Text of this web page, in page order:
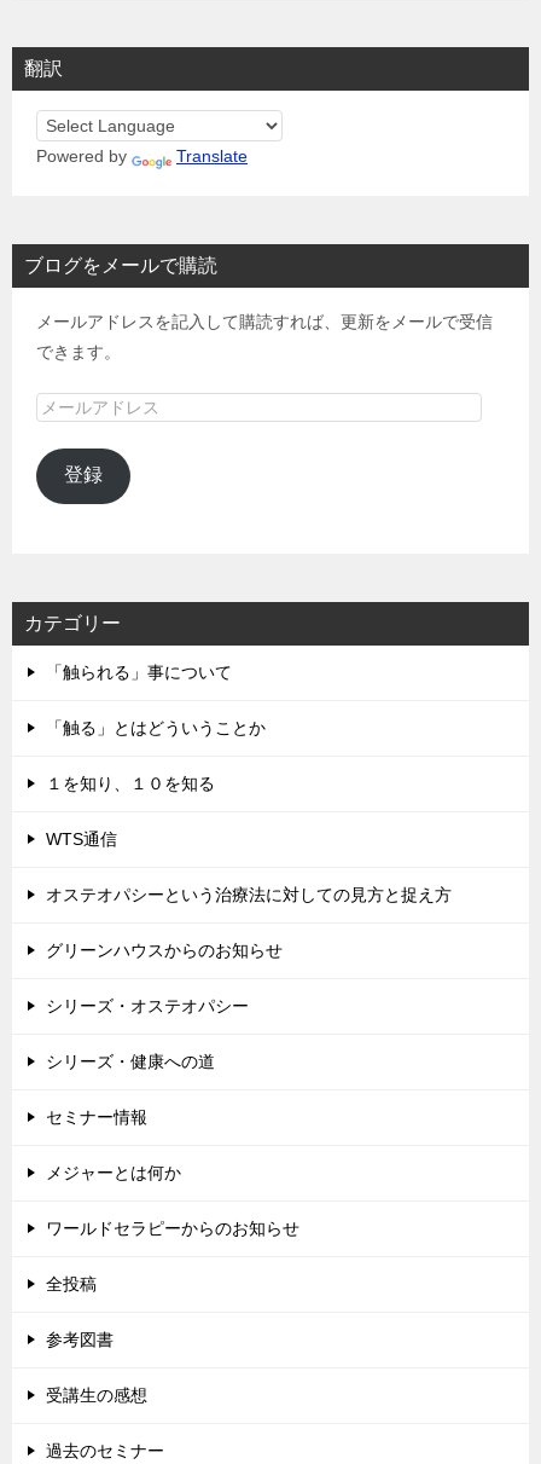
翻訳
Powered by Translate
ブログをメールで購読
メールアドレスを記入して購読すれば、更新をメールで受信
できます。
メ
ル
ア
登録
カテゴリー
「触られる」事について
「触る」とはどういうことか
１を知り、１０を知る
WTS通信
オステオパシーという治療法に対しての見方と捉え方
グリーンハウスからのお知らせ
シリーズ・オステオパシー
シリーズ・健康への道
セミナー情報
メジャーとは何か
ワールドセラピーからのお知らせ
全投稿
参考図書
受講生の感想
過去のセミナー